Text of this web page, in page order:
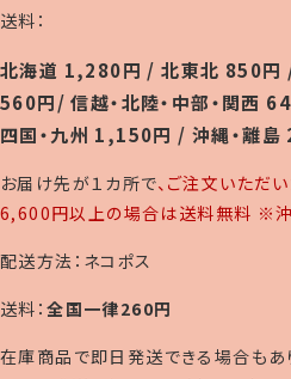
送料：
北海道 1,280円 / 北東北 850円
560円/ 信越・北陸・中部・関西
四国・九州 1,150円 / 沖縄・離
お届け先が１カ所で、ご注文いただ
6,600円以上の場合は送料無料 ※沖
配送方法：ネコポス
送料：全国一律260円
在庫商品で即日発送できる場合もあ